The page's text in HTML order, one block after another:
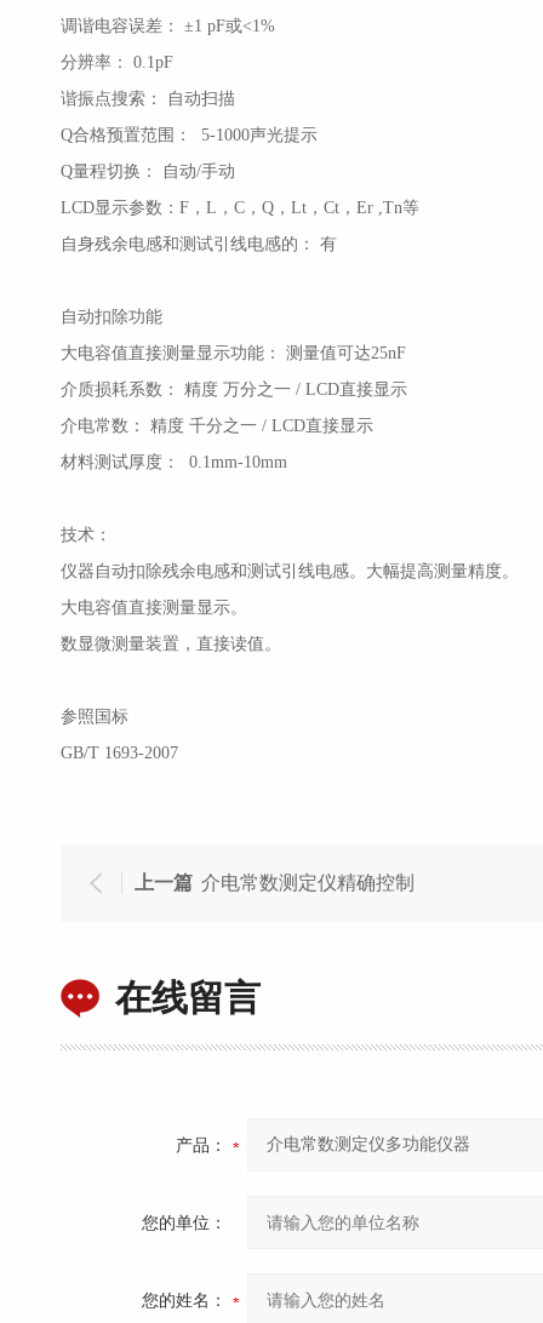
调谐电容误差：
±1 pF或<1%
分辨率：
0.1pF
谐振点搜索：
自动扫描
Q合格预置范围： 5-1000声光提示
Q量程切换： 自动/手动
LCD显示参数：F，L，C，Q，Lt，Ct，Er ,Tn等
自身残余电感和测试引线电感的：
有
自动扣除功能
大电容值直接测量显示功能：
测量值可达25nF
介质损耗系数：
精度 万分之一 / LCD直接显示
介电常数：
精度 千分之一 / LCD直接显示
材料测试厚度：
0.1mm-10mm
技术：
仪器自动扣除残余电感和测试引线电感。大幅提高测量精度。
大电容值直接测量显示。
数显微测量装置，直接读值。
参照国标
GB/T 1693-2007
上一篇 介电常数测定仪精确控制
在线留言
产品：
您的单位：
您的姓名：